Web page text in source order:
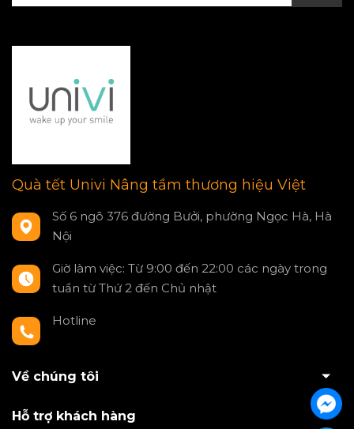
Quà tết Univi Nâng tầm thương hiệu Việt
Số 6 ngõ 376 đường Bưởi, phường Ngọc Hà, Hà
Nội
Giờ làm việc: Từ 9:00 đến 22:00 các ngày trong
tuần từ Thứ 2 đến Chủ nhật
Hotline
Về chúng tôi
Hỗ trợ khách hàng